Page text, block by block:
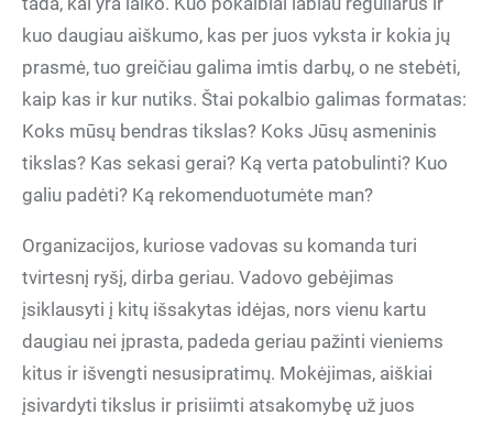
kuo daugiau aiškumo, kas per juos vyksta ir kokia jų
prasmė, tuo greičiau galima imtis darbų, o ne stebėti,
kaip kas ir kur nutiks. Štai pokalbio galimas formatas:
Koks mūsų bendras tikslas? Koks Jūsų asmeninis
tikslas? Kas sekasi gerai? Ką verta patobulinti? Kuo
galiu padėti? Ką rekomenduotumėte man?
Organizacijos, kuriose vadovas su komanda turi
tvirtesnį ryšį, dirba geriau. Vadovo gebėjimas
įsiklausyti į kitų išsakytas idėjas, nors vienu kartu
daugiau nei įprasta, padeda geriau pažinti vieniems
kitus ir išvengti nesusipratimų. Mokėjimas, aiškiai
įsivardyti tikslus ir prisiimti atsakomybę už juos